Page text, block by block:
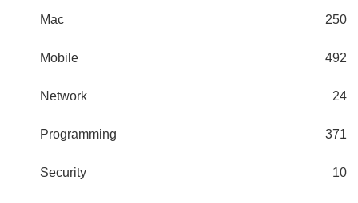
Mac 250
Mobile 492
Network 24
Programming 371
Security 10